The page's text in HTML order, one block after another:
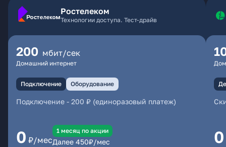
Ростелеком
Технологии доступа. Тест-драйв
200 мбит/сек
Домашний интернет
Подключение Оборудование
Подключение - 200 ₽ (единоразовый платеж)
0 ₽/мес
1 месяц по акции
Далее 450₽/мес 0